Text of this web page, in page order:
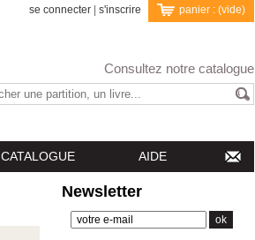
se connecter s'inscrire panier : (vide)
Consultez notre catalogue
CATALOGUE AIDE
Newsletter